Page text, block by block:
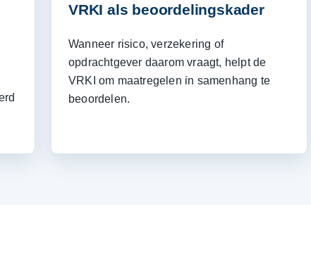
VRKI als beoordelingskader
Wanneer risico, verzekering of
opdrachtgever daarom vraagt, helpt de
VRKI om maatregelen in samenhang te
beoordelen.